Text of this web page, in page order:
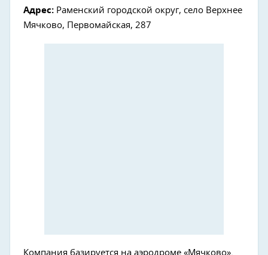
Адрес: Раменский городской округ, село Верхнее
Мячково, Первомайская, 287
Компания базируется на аэродроме «Мячково».